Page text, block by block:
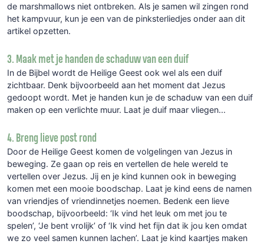
de marshmallows niet ontbreken. Als je samen wil zingen rond
het kampvuur, kun je een van de pinksterliedjes onder aan dit
artikel opzetten.
3. Maak met je handen de schaduw van een duif
In de Bijbel wordt de Heilige Geest ook wel als een duif
zichtbaar. Denk bijvoorbeeld aan het moment dat Jezus
gedoopt wordt. Met je handen kun je de schaduw van een duif
maken op een verlichte muur. Laat je duif maar vliegen...
4. Breng lieve post rond
Door de Heilige Geest komen de volgelingen van Jezus in
beweging. Ze gaan op reis en vertellen de hele wereld te
vertellen over Jezus. Jij en je kind kunnen ook in beweging
komen met een mooie boodschap. Laat je kind eens de namen
van vriendjes of vriendinnetjes noemen. Bedenk een lieve
boodschap, bijvoorbeeld: ‘Ik vind het leuk om met jou te
spelen’, ‘Je bent vrolijk’ of ‘Ik vind het fijn dat ik jou ken omdat
we zo veel samen kunnen lachen’. Laat je kind kaartjes maken